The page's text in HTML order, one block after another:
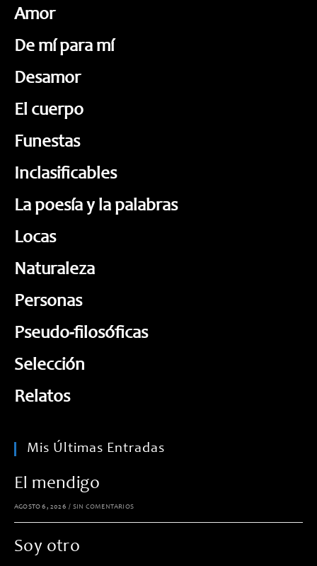
Amor
De mí para mí
Desamor
El cuerpo
Funestas
Inclasificables
La poesía y la palabras
Locas
Naturaleza
Personas
Pseudo-filosóficas
Selección
Relatos
Mis Últimas Entradas
El mendigo
AGOSTO 6, 2026 / SIN COMENTARIOS
Soy otro